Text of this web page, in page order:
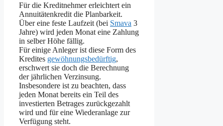
Für die Kreditnehmer erleichtert ein
Annuitätenkredit die Planbarkeit.
Über eine feste Laufzeit (bei Smava 3
Jahre) wird jeden Monat eine Zahlung
in selber Höhe fällig.
Für einige Anleger ist diese Form des
Kredites gewöhnungsbedürftig,
erschwert sie doch die Berechnung
der jährlichen Verzinsung.
Insbesondere ist zu beachten, dass
jeden Monat bereits ein Teil des
investierten Betrages zurückgezahlt
wird und für eine Wiederanlage zur
Verfügung steht.